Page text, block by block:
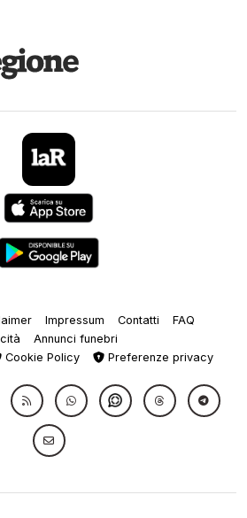
Impressum Contatti
FAQ
Annunci funebri
Cookie Policy Preferenze privacy